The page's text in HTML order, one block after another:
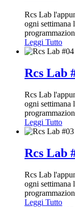
Rcs Lab
ogni settimana
Leggi Tutto
Rcs Lab
Rcs Lab
ogni settimana
Leggi Tutto
Rcs Lab
Rcs Lab
ogni settimana
Leggi Tutto